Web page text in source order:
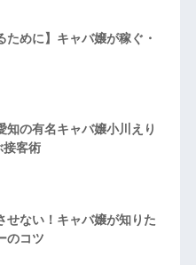
ために】キャバ嬢が稼ぐ・
知の有名キャバ嬢小川えり
接客術
せない！キャバ嬢が知りた
のコツ